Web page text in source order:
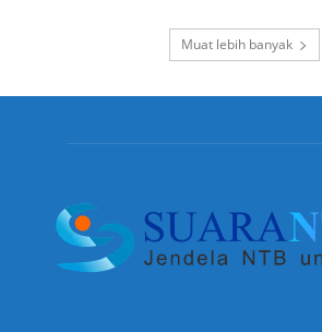
Muat lebih banyak